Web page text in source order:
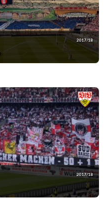
2017/18
2017/18